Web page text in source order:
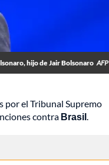
hijo de Jair Bolsonaro AFP
por el Tribunal Supremo
contra Brasil.